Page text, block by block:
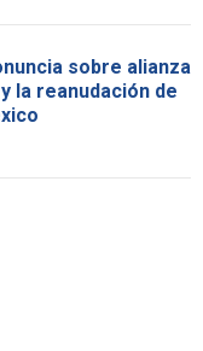
sobre alianza
la reanudación de